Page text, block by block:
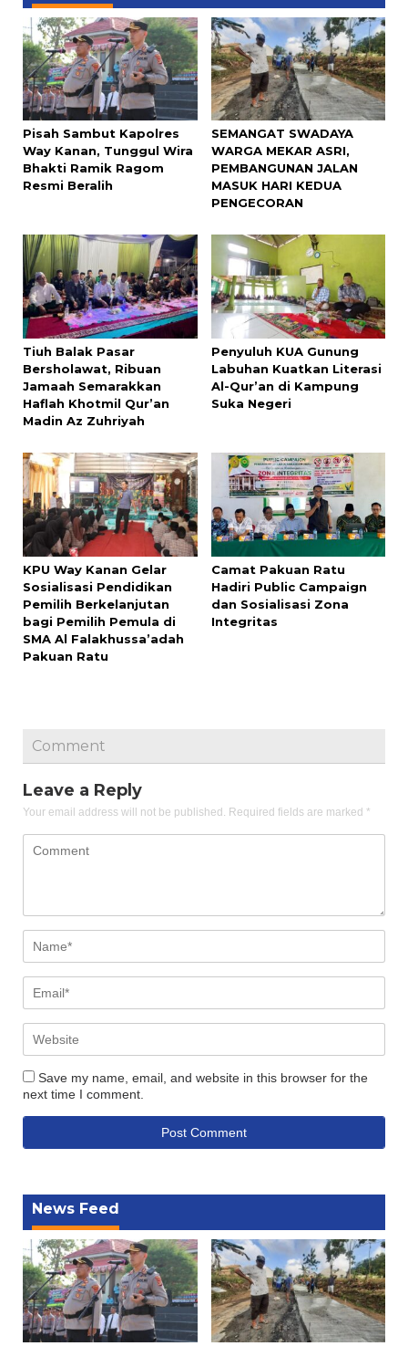
Pisah Sambut Kapolres
Way Kanan, Tunggul Wira
Bhakti Ramik Ragom
Resmi Beralih
SEMANGAT SWADAYA
WARGA MEKAR ASRI,
PEMBANGUNAN JALAN
MASUK HARI KEDUA
PENGECORAN
Tiuh Balak Pasar
Bersholawat, Ribuan
Jamaah Semarakkan
Haflah Khotmil Qur’an
Madin Az Zuhriyah
Penyuluh KUA Gunung
Labuhan Kuatkan Literasi
Al-Qur’an di Kampung
Suka Negeri
KPU Way Kanan Gelar
Sosialisasi Pendidikan
Pemilih Berkelanjutan
bagi Pemilih Pemula di
SMA Al Falakhussa’adah
Pakuan Ratu
Camat Pakuan Ratu
Hadiri Public Campaign
dan Sosialisasi Zona
Integritas
Comment
Leave a Reply
Your email address will not be published. Required fields are marked *
Save my name, email, and website in this browser for the
next time I comment.
News Feed